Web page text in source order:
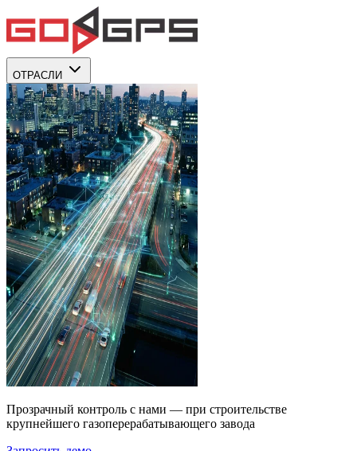
ОТРАСЛИ
Прозрачный контроль с нами — при строительстве
крупнейшего газоперерабатывающего завода